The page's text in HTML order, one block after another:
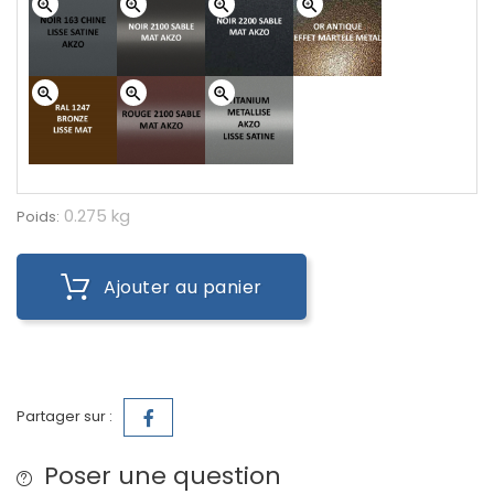
zoom_in zoom_in zoom_in zoom_in
zoom_in zoom_in zoom_in
Poids: 0.275 kg
Ajouter au panier
Partager sur :
Poser une question